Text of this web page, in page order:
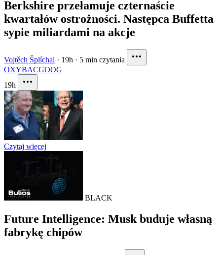
Berkshire przełamuje czternaście
kwartałów ostrożności. Następca Buffetta
sypie miliardami na akcje
Vojtěch Šplíchal · 19h · 5 min czytania
OXYBACGOOG
19h
Czytaj więcej
BLACK
Future Intelligence: Musk buduje własną
fabrykę chipów